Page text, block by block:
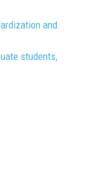
and
students,